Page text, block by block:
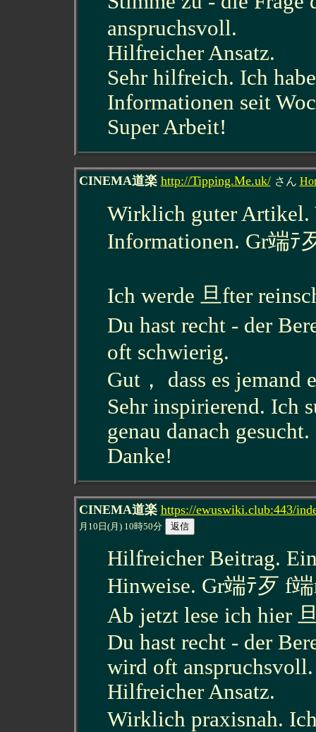
anspruchsvoll.
Hilfreicher Ansatz.
Sehr hilfreich. Ich
Informationen seit
Super Arbeit!
CINEMA道楽 http://Tipping.Me.uk/ さん
Wirklich guter Artikel.
Informationen. Gr端ﾃ
Ich werde 旦fter
Du hast recht - der
oft schwierig.
Gut， dass es jemand
Sehr inspirierend. Ich
genau danach gesucht.
Danke!
CINEMA道楽 https://ewuswiki.club:443/
月10日(月) 10時50分
Hilfreicher Beitrag.
Hinweise. Gr端ﾃ歹 f
Ab jetzt lese ich hier
Du hast recht - der
wird oft anspruchsvoll.
Hilfreicher Ansatz.
Wirklich praxisnah.